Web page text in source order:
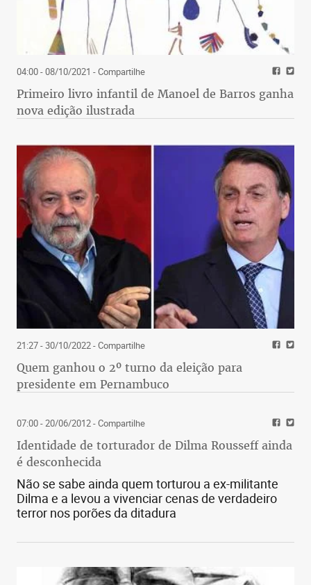
04:00 - 08/10/2021 - Compartilhe
Primeiro livro infantil de Manoel de Barros ganha
nova edição ilustrada
21:27 - 30/10/2022- Compartilhe
Quem ganhou o 2º turno da eleição para
presidente em Pernambuco
07:00 - 20/06/2012- Compartilhe
Identidade de torturador de Dilma Rousseff ainda
é desconhecida
Não se sabe ainda quem torturou a ex-militante
Dilma e a levou a vivenciar cenas de verdadeiro
terror nos porões da ditadura